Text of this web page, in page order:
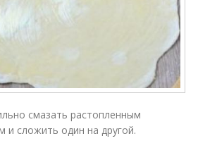
смазать растопленным
и сложить один на другой.